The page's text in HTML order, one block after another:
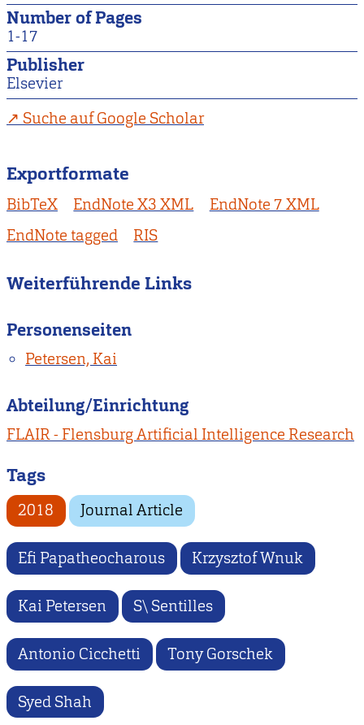
Number of Pages
1-17
Publisher
Elsevier
Suche auf Google Scholar
Exportformate
BibTeX EndNote X3 XML
EndNote 7 XML
EndNote tagged
RIS
Weiterführende Links
Personenseiten
Petersen, Kai
Abteilung/Einrichtung
FLAIR - Flensburg Artificial Intelligence Research
Tags
2018 Journal Article
Efi Papatheocharous Krzysztof Wnuk
Kai Petersen S\ Sentilles
Antonio Cicchetti Tony Gorschek
Syed Shah